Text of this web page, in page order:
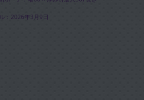
：2026年3月9日